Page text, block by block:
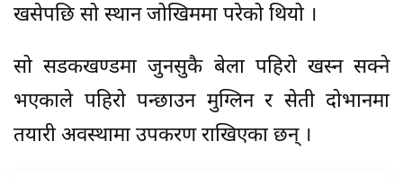
खसेपछि सो स्थान जोखिममा परेको थियो ।
सो सडकखण्डमा जुनसुकै बेला पहिरो खस्न सक्ने
भएकाले पहिरो पन्छाउन मुग्लिन र सेती दोभानमा
तयारी अवस्थामा उपकरण राखिएका छन् ।